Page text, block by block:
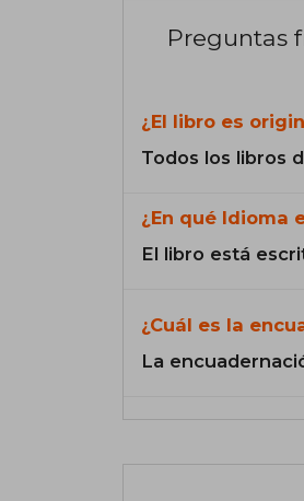
Preguntas
¿El libro es
Todos los libros
¿En qué Idioma
El libro está
¿Cuál es la
La